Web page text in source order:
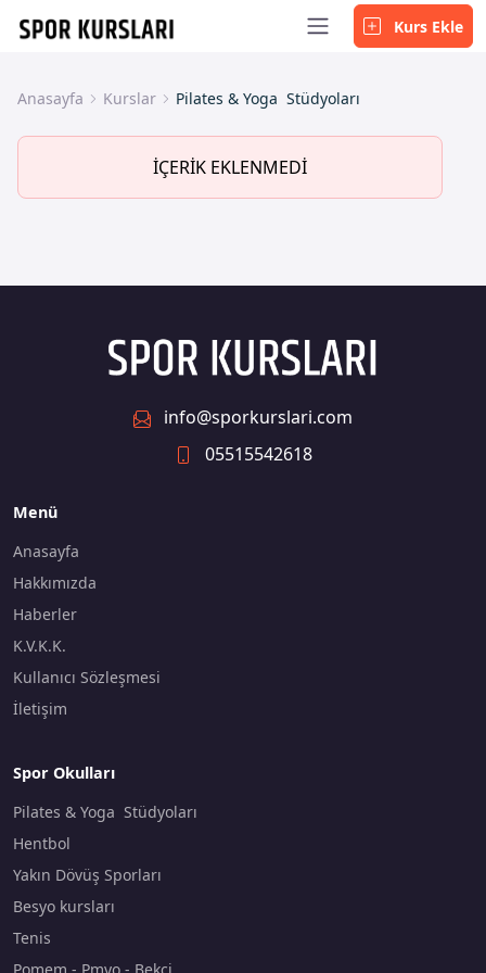
Kurs Ekle
Anasayfa Kurslar Pilates & Yoga Stüdyoları
İÇERİK EKLENMEDİ
info@sporkurslari.com
05515542618
Menü
Anasayfa
Hakkımızda
Haberler
K.V.K.K.
Kullanıcı Sözleşmesi
İletişim
Spor Okulları
Pilates & Yoga Stüdyoları
Hentbol
Yakın Dövüş Sporları
Besyo kursları
Tenis